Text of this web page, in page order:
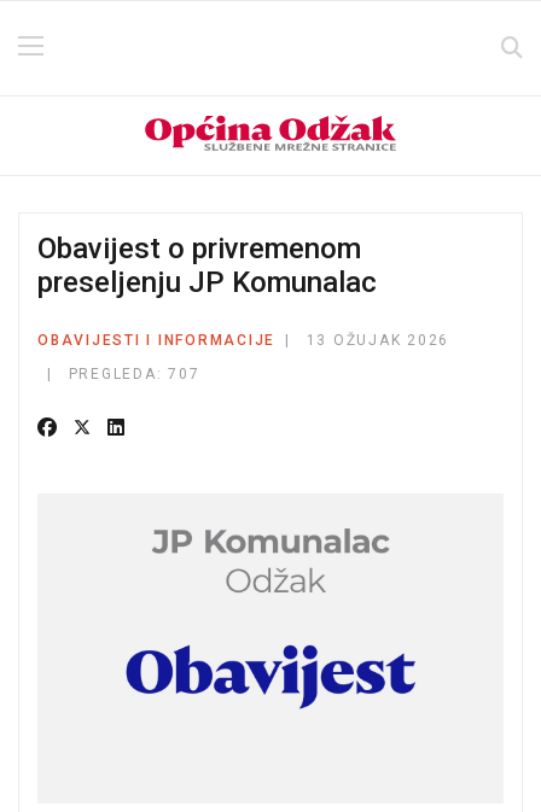
Obavijest o privremenom
preseljenju JP Komunalac
OBAVIJESTI I INFORMACIJE
13 OŽUJAK 2026
PREGLEDA: 707